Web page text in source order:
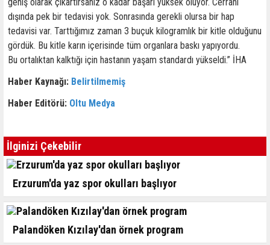
dışında pek bir tedavisi yok. Sonrasında gerekli olursa bir hap
tedavisi var. Tarttığımız zaman 3 buçuk kilogramlık bir kitle olduğunu
gördük. Bu kitle karın içerisinde tüm organlara baskı yapıyordu.
Bu ortalıktan kalktığı için hastanın yaşam standardı yükseldi.” İHA
Haber Kaynağı: Belirtilmemiş
Haber Editörü: Oltu Medya
İlginizi Çekebilir
Erzurum'da yaz spor okulları başlıyor
Palandöken Kızılay'dan örnek program